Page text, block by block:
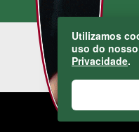
Utilizamos
uso do
Privacidade.